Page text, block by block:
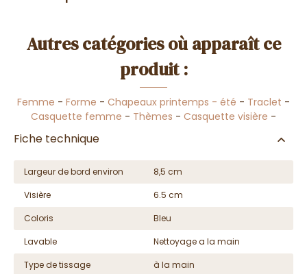
Autres catégories où apparaît ce
produit :
Femme - Forme - Chapeaux printemps - été - Traclet -
Casquette femme - Thèmes - Casquette visière -
Fiche technique
Largeur de bord environ
8,5 cm
Visière
6.5 cm
Coloris
Bleu
Lavable
Nettoyage a la main
Type de tissage
à la main